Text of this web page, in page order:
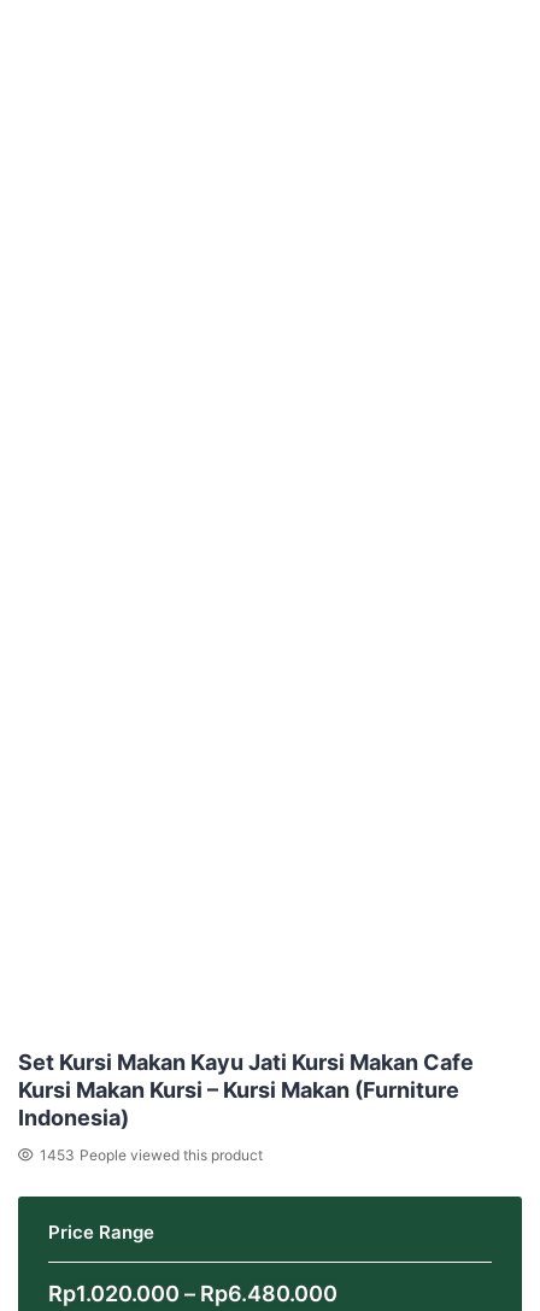
Set Kursi Makan Kayu Jati Kursi Makan Cafe
Kursi Makan Kursi – Kursi Makan (Furniture
Indonesia)
1453 People viewed this product
Price Range
Rp1.020.000 – Rp6.480.000